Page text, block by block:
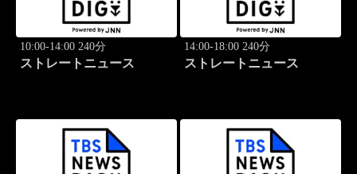
10:00-14:00 240分
ストレートニュース
14:00-18:00 240分
ストレートニュース